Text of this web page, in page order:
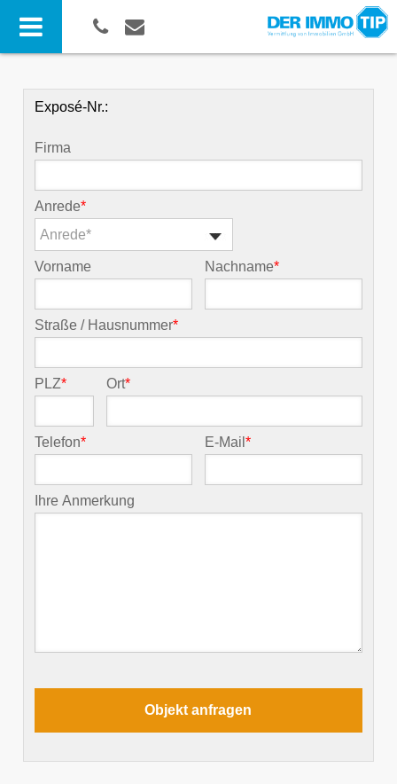
Exposé-Nr.:
Firma
Anrede*
Anrede*
Vorname Nachname*
Straße / Hausnummer*
PLZ* Ort*
Telefon* E-Mail*
Ihre Anmerkung